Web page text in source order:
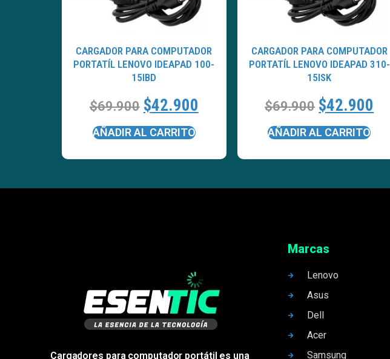
CARGADOR PARA COMPUTADOR
PORTATÍL LENOVO IDEAPAD 100-
15IBD
$69.900 $42.900
AÑADIR AL CARRITO
CARGADOR PARA COMPUTADOR
PORTATÍL LENOVO IDEAPAD 310-
15ISK
$69.900 $42.900
AÑADIR AL CARRITO
Cargadores para computador portátil es una
Marcas
Lenovo
Asus
Dell
Acer
Samsung